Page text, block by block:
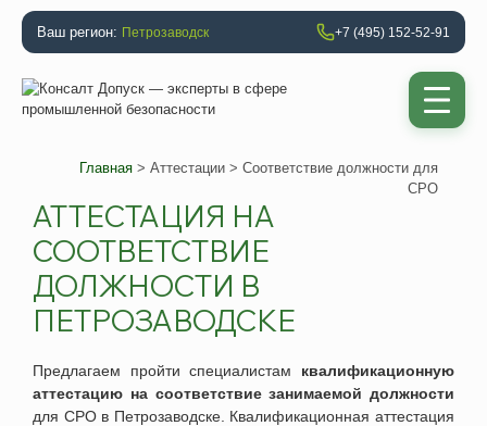
Ваш регион: Петрозаводск +7 (495) 152-52-91
Главная > Аттестации > Соответствие должности для
СРО
АТТЕСТАЦИЯ НА
СООТВЕТСТВИЕ
ДОЛЖНОСТИ В
ПЕТРОЗАВОДСКЕ
Предлагаем пройти специалистам квалификационную
аттестацию на соответствие занимаемой должности
для СРО в Петрозаводске. Квалификационная аттестация